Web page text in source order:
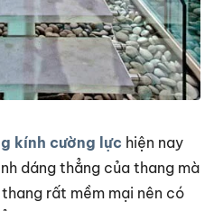
kính cường lực hiện nay
dáng thẳng của thang mà
rất mềm mại nên có